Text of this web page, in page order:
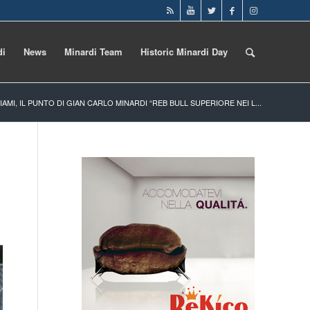
News Minardi Team Historic Minardi Day
IL PUNTO DI GIAN CARLO MINARDI “REB BULL SUPERIORE NEI L...